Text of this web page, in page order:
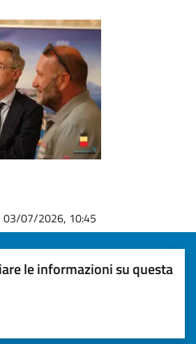
03/07/2026, 10:45
le informazioni su questa
(da 1 a 5 stelle)
stelle per valutare la chiarezza delle
5 stelle su 5
su 5
su 5
5